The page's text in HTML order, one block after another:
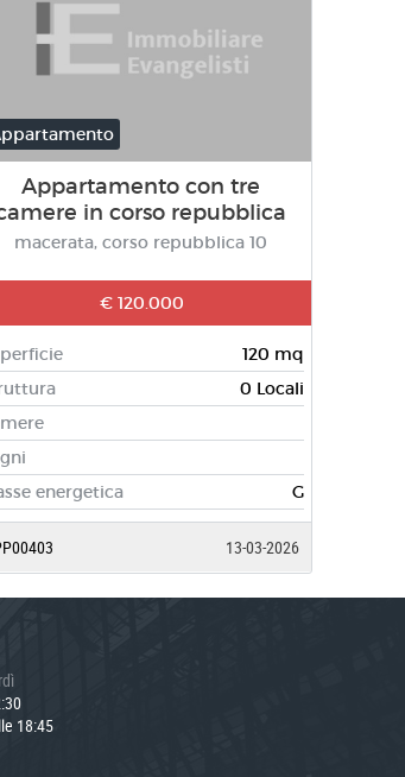
Appartamento con tre
in corso repubblica
macerata, corso repubblica 10
€ 120.000
120 mq
0 Locali
energetica
G
13-03-2026
18:45